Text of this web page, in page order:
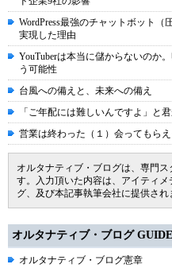
WordPress最強のチャットボット
実現した理由
YouTuberは本当に儲からないのか
う可能性
台風への備えと、未来への備え
「ご年配には難しいんですよ」と
営業は終わった（１）会ってもら
オルタナティブ・ブログは、専門
す。入力頂いた内容は、アイティ
グ、及び本記事執筆会社に提供され
オルタナティブ・ブログ GUIDE
オルタナティブ・ブログ憲章